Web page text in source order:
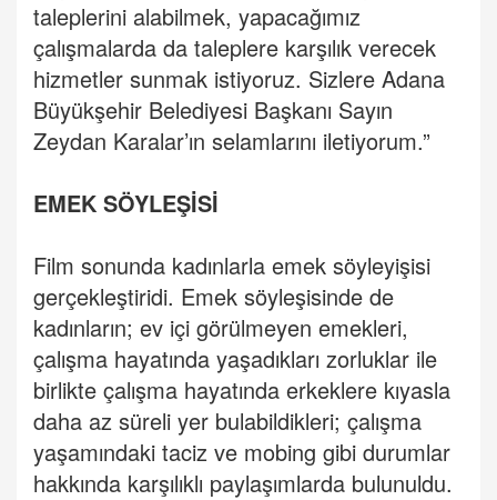
taleplerini alabilmek, yapacağımız
çalışmalarda da taleplere karşılık verecek
hizmetler sunmak istiyoruz. Sizlere Adana
Büyükşehir Belediyesi Başkanı Sayın
Zeydan Karalar’ın selamlarını iletiyorum.”
EMEK SÖYLEŞİSİ
Film sonunda kadınlarla emek söyleyişisi
gerçekleştiridi. Emek söyleşisinde de
kadınların; ev içi görülmeyen emekleri,
çalışma hayatında yaşadıkları zorluklar ile
birlikte çalışma hayatında erkeklere kıyasla
daha az süreli yer bulabildikleri; çalışma
yaşamındaki taciz ve mobing gibi durumlar
hakkında karşılıklı paylaşımlarda bulunuldu.